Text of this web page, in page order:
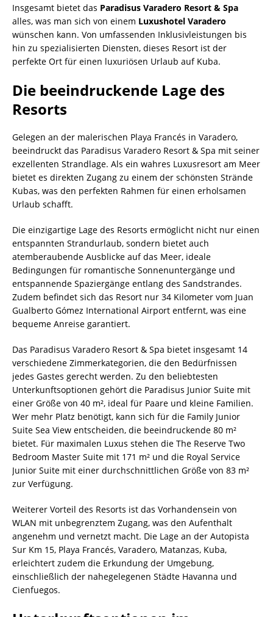
Insgesamt bietet das Paradisus Varadero Resort & Spa
alles, was man sich von einem Luxushotel Varadero
wünschen kann. Von umfassenden Inklusivleistungen bis
hin zu spezialisierten Diensten, dieses Resort ist der
perfekte Ort für einen luxuriösen Urlaub auf Kuba.
Die beeindruckende Lage des
Resorts
Gelegen an der malerischen Playa Francés in Varadero,
beeindruckt das Paradisus Varadero Resort & Spa mit seiner
exzellenten Strandlage. Als ein wahres Luxusresort am Meer
bietet es direkten Zugang zu einem der schönsten Strände
Kubas, was den perfekten Rahmen für einen erholsamen
Urlaub schafft.
Die einzigartige Lage des Resorts ermöglicht nicht nur einen
entspannten Strandurlaub, sondern bietet auch
atemberaubende Ausblicke auf das Meer, ideale
Bedingungen für romantische Sonnenuntergänge und
entspannende Spaziergänge entlang des Sandstrandes.
Zudem befindet sich das Resort nur 34 Kilometer vom Juan
Gualberto Gómez International Airport entfernt, was eine
bequeme Anreise garantiert.
Das Paradisus Varadero Resort & Spa bietet insgesamt 14
verschiedene Zimmerkategorien, die den Bedürfnissen
jedes Gastes gerecht werden. Zu den beliebtesten
Unterkunftsoptionen gehört die Paradisus Junior Suite mit
einer Größe von 40 m², ideal für Paare und kleine Familien.
Wer mehr Platz benötigt, kann sich für die Family Junior
Suite Sea View entscheiden, die beeindruckende 80 m²
bietet. Für maximalen Luxus stehen die The Reserve Two
Bedroom Master Suite mit 171 m² und die Royal Service
Junior Suite mit einer durchschnittlichen Größe von 83 m²
zur Verfügung.
Weiterer Vorteil des Resorts ist das Vorhandensein von
WLAN mit unbegrenztem Zugang, was den Aufenthalt
angenehm und vernetzt macht. Die Lage an der Autopista
Sur Km 15, Playa Francés, Varadero, Matanzas, Kuba,
erleichtert zudem die Erkundung der Umgebung,
einschließlich der nahegelegenen Städte Havanna und
Cienfuegos.